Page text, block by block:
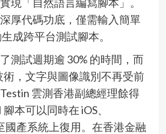
厚代碼功底，僅需輸入簡單
成跨平台測試腳本。
測試週期逾 30% 的時間，而
術，文字與圖像識別不再受前
雲測香港副總經理餘得
本可以同時在 iOS、
國產系統上復用。在香港金融